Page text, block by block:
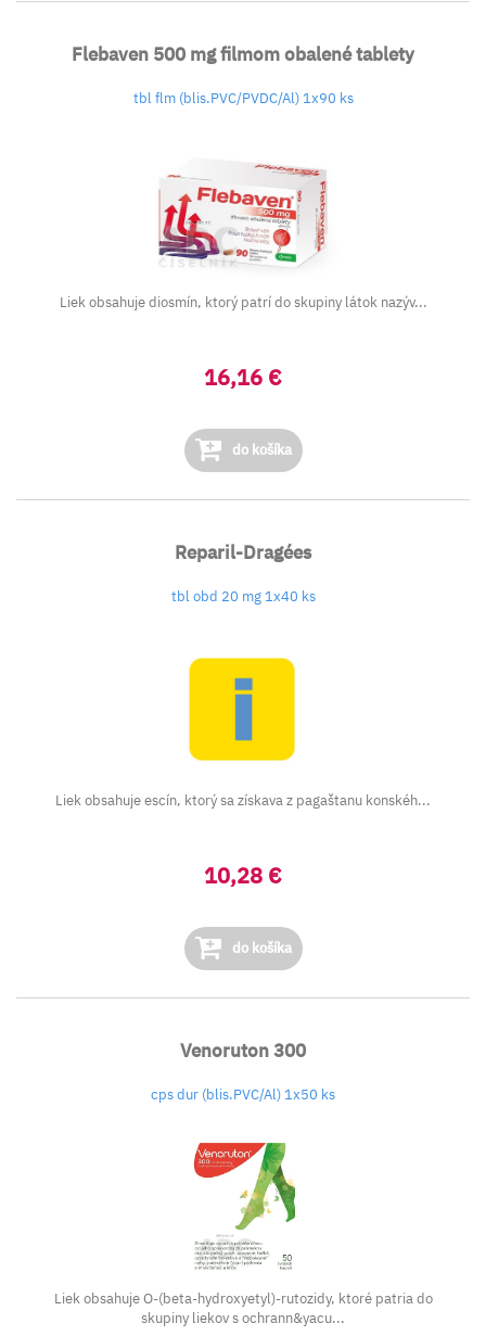
Flebaven 500 mg filmom obalené tablety
tbl flm (blis.PVC/PVDC/Al) 1x90 ks
Liek obsahuje diosmín, ktorý patrí do skupiny látok nazýv...
16,16 €
do košíka
Reparil-Dragées
tbl obd 20 mg 1x40 ks
Liek obsahuje escín, ktorý sa získava z pagaštanu konskéh...
10,28 €
do košíka
Venoruton 300
cps dur (blis.PVC/Al) 1x50 ks
Liek obsahuje O-(beta-hydroxyetyl)-rutozidy, ktoré patria do
skupiny liekov s ochrann&yacu...